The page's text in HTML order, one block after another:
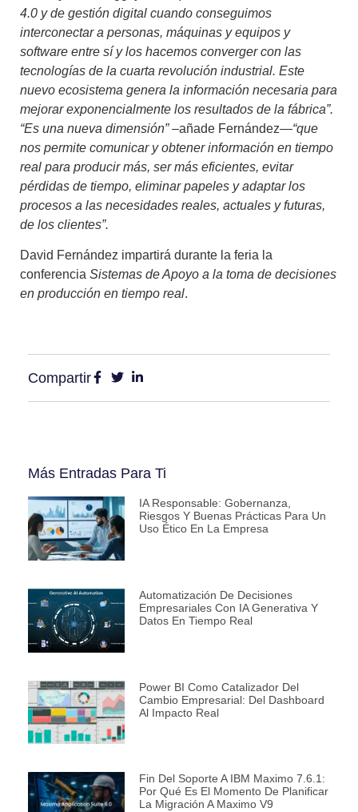
4.0 y de gestión digital cuando conseguimos
interconectar a personas, máquinas y equipos y
software entre sí y los hacemos converger con las
tecnologías de la cuarta revolución industrial. Este
nuevo ecosistema genera la información necesaria para
mejorar exponencialmente los resultados de la fábrica”.
“Es una nueva dimensión” –añade Fernández—“que
nos permite comunicar y obtener información en tiempo
real para producir más, ser más eficientes, evitar
pérdidas de tiempo, eliminar papeles y adaptar los
procesos a las necesidades reales, actuales y futuras,
de los clientes”.
David Fernández impartirá durante la feria la
conferencia Sistemas de Apoyo a la toma de decisiones
en producción en tiempo real.
Compartir
Más Entradas Para Ti
IA Responsable: Gobernanza,
Riesgos Y Buenas Prácticas Para Un
Uso Ético En La Empresa
Automatización De Decisiones
Empresariales Con IA Generativa Y
Datos En Tiempo Real
Power BI Como Catalizador Del
Cambio Empresarial: Del Dashboard
Al Impacto Real
Fin Del Soporte A IBM Maximo 7.6.1:
Por Qué Es El Momento De Planificar
La Migración A Maximo V9